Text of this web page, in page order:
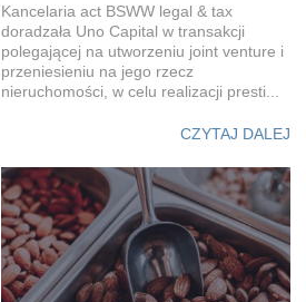
Kancelaria act BSWW legal & tax
doradzała Uno Capital w transakcji
polegającej na utworzeniu joint venture i
przeniesieniu na jego rzecz
nieruchomości, w celu realizacji presti...
CZYTAJ DALEJ